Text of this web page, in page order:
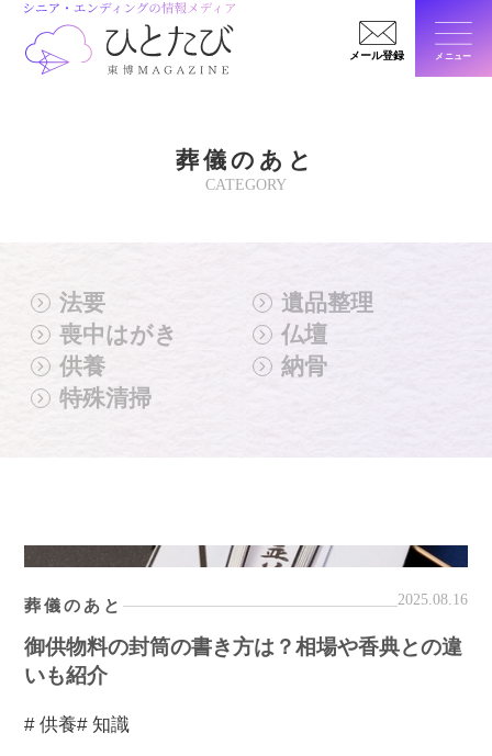
メール登録 メニュー
CATEGORY
葬儀のあと
法要
遺品整理
喪中はがき
仏壇
供養
納骨
特殊清掃
葬儀のあと 2025.08.16
御供物料の封筒の書き方は？相場や香典との違
いも紹介
# 供養# 知識